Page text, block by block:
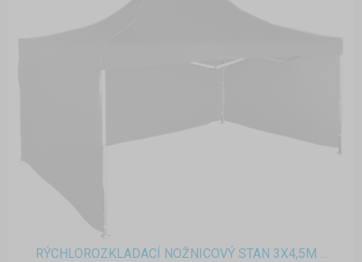
RÝCHLOROZKLADACÍ NOŽNICOVÝ STAN 3X4,5M ...